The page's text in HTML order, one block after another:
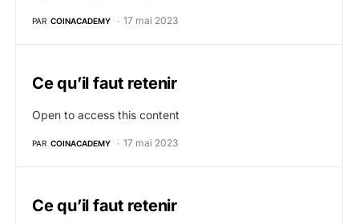
PAR COINACADEMY 17 mai 2023
Ce qu’il faut retenir
Open to access this content
PAR COINACADEMY 17 mai 2023
Ce qu’il faut retenir